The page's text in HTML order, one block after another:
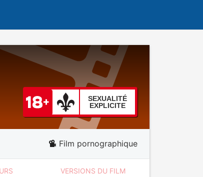
SEXUALITÉ
EXPLICITE
Film pornographique
VERSIONS DU FILM